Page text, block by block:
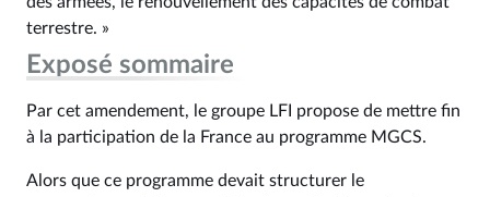
terrestre. »
Exposé sommaire
Par cet amendement, le groupe LFI propose de mettre fin
à la participation de la France au programme MGCS.
Alors que ce programme devait structurer le